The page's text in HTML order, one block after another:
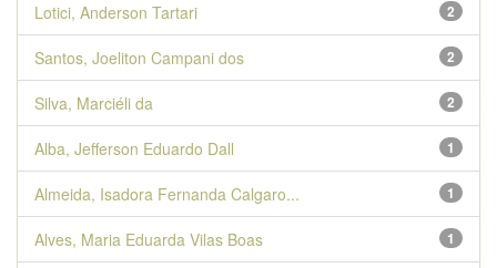
2
Lotici, Anderson Tartari
2
Santos, Joeliton Campani dos
2
Silva, Marciéli da
1
Alba, Jefferson Eduardo Dall
1
Almeida, Isadora Fernanda Calgaro...
1
Alves, Maria Eduarda Vilas Boas